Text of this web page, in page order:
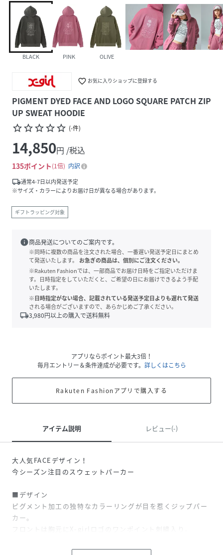
BLACK PINK OLIVE
favorite_border お気に入りショップに登録する
PIGMENT DYED FACE AND LOGO SQUARE PATCH ZIP
UP SWEAT HOODIE
star_borderstar_borderstar_borderstar_borderstar_border (-件)
14,850円 /税込
135ポイント 1倍
内訳
local_shipping通常4-7日以内発送予定
※サイズ・カラーによりお届け日が異なる場合があります。
ギフトラッピング対象
info商品発送についてのご案内です。
※同時に複数の商品を注文された場合、一番遅い発送予定日にまとめ
て発送いたします。
お急ぎの商品は、個別にご注文ください。
※Rakuten Fashionでは、一部商品でお届け日時をご指定いただけま
す。日時指定をしていただくと、ご希望の日にお届けできるよう手配
いたします。
※日時指定がない場合、記載されている発送予定日よりも遅れて発送
される場合がございますので、あらかじめご了承ください。
local_shipping3,980円以上の購入で送料無料
アプリならポイント最大3倍！
毎月エントリー＆条件達成が必要です。 詳しくはこちら
Rakuten Fashionアプリで購入する
アイテム説明 レビュー(-)
大人気FACEデザイン！
今シーズン注目のスウェットパーカー
■デザイン
ピグメント加工の独特なカラーリングが目を惹くジップパー
カー。
フロントは胸元にX-girlロゴのワンポイント刺繍入り。
施した、スタイリングに映えるデザイン。